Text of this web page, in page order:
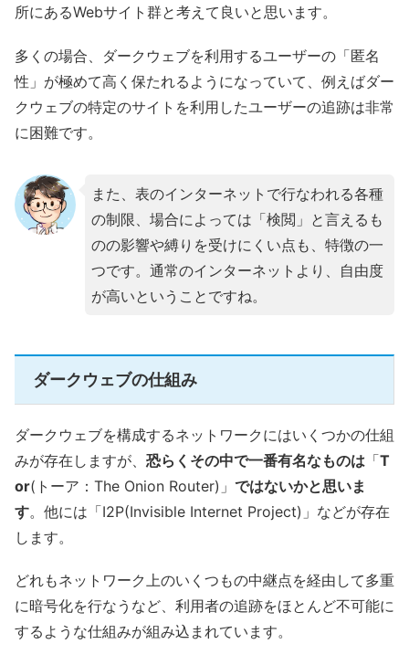
所にあるWebサイト群と考えて良いと思います。
多くの場合、ダークウェブを利用するユーザーの「匿名
性」が極めて高く保たれるようになっていて、例えばダー
クウェブの特定のサイトを利用したユーザーの追跡は非常
に困難です。
また、表のインターネットで行なわれる各種
の制限、場合によっては「検閲」と言えるも
のの影響や縛りを受けにくい点も、特徴の一
つです。通常のインターネットより、自由度
が高いということですね。
ダークウェブの仕組み
ダークウェブを構成するネットワークにはいくつかの仕組
みが存在しますが、 恐らくその中で一番有名なものは 「T
or(トーア：The Onion Router)」 ではないかと思いま
す。他には「I2P(Invisible Internet Project)」などが存在
します。
どれもネットワーク上のいくつもの中継点を経由して多重
に暗号化を行なうなど、利用者の追跡をほとんど不可能に
するような仕組みが組み込まれています。